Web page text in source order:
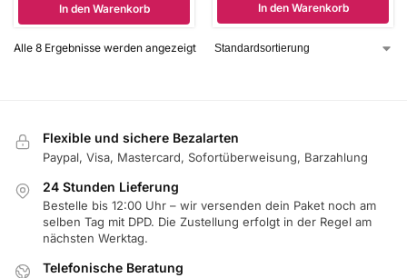
In den Warenkorb In den Warenkorb
Alle 8 Ergebnisse werden angezeigt
Flexible und sichere Bezalarten
Paypal, Visa, Mastercard, Sofortüberweisung, Barzahlung
24 Stunden Lieferung
Bestelle bis 12:00 Uhr – wir versenden dein Paket noch am
selben Tag mit DPD. Die Zustellung erfolgt in der Regel am
nächsten Werktag.
Telefonische Beratung